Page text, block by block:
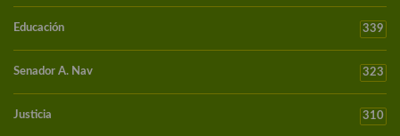
Educación 339
Senador A. Nav 323
Justicia 310